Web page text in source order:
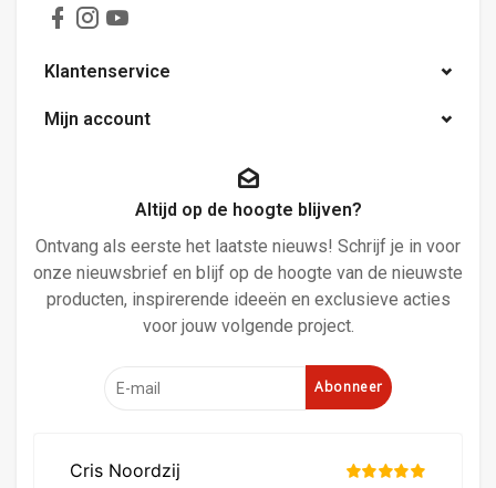
Klantenservice
Mijn account
Altijd op de hoogte blijven?
Ontvang als eerste het laatste nieuws! Schrijf je in voor
onze nieuwsbrief en blijf op de hoogte van de nieuwste
producten, inspirerende ideeën en exclusieve acties
voor jouw volgende project.
Abonneer